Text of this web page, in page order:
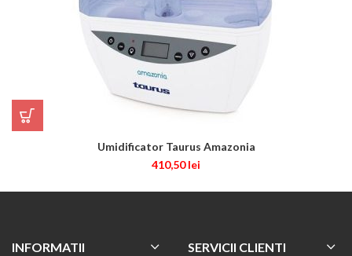
Umidificator Taurus Amazonia
410,50lei
INFORMATII SERVICII CLIENTI